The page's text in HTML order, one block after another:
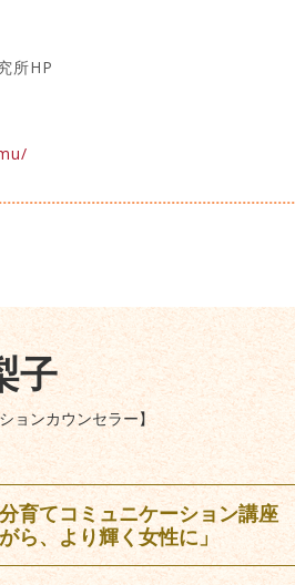
ニケーション研究所HP
子
ョンカウンセラー】
育てコミュニケーション講座
ら、より輝く女性に」